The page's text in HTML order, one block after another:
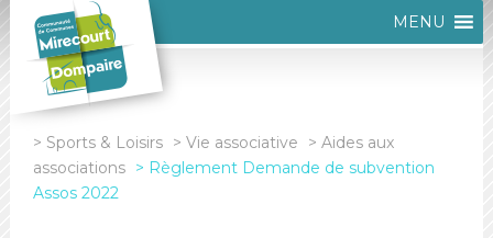
MENU
Sports & Loisirs Vie associative
Aides aux
associations
Règlement Demande de subvention
Assos 2022